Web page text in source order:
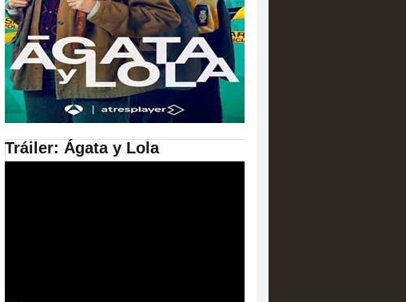
Tráiler: Ágata y Lola